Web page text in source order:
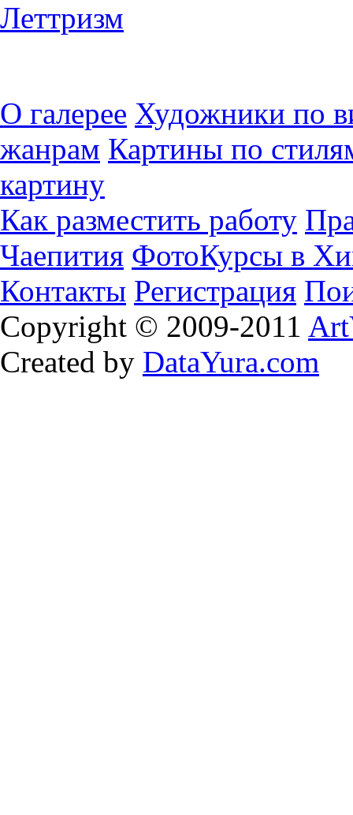
Леттризм
О галерее Художники по
жанрам Картины по
картину
Как разместить работу
Чаепития ФотоКурсы в
Контакты Регистрация
Copyright © 2009-2011
Created by DataYura.com